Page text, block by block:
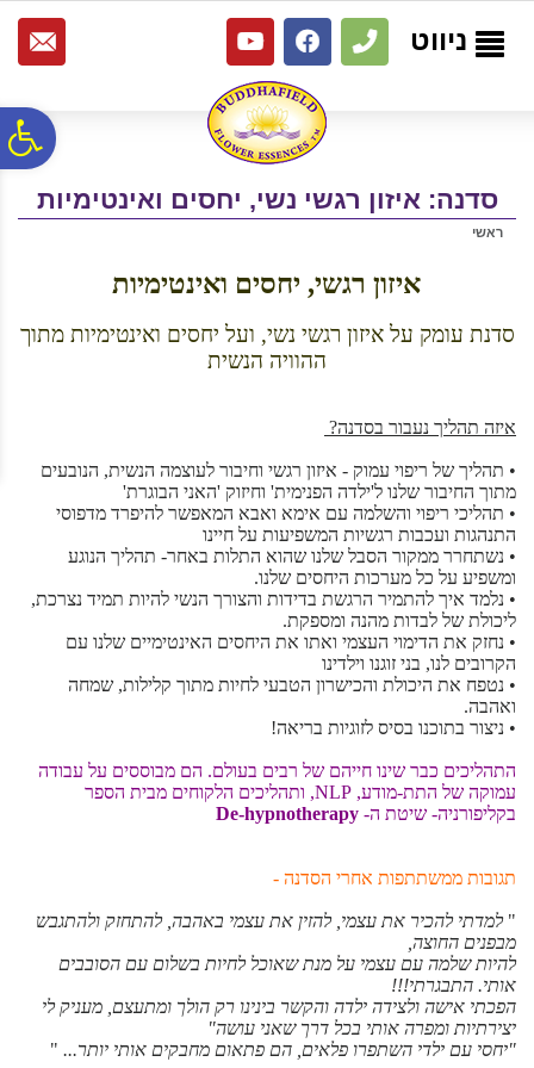
נגישות
אתר
המרכזי
ניווט
סדנה: איזון רגשי נשי, יחסים ואינטימיות
ראשי
איזון רגשי, יחסים ואינטימיות
סדנת עומק על איזון רגשי נשי, ועל יחסים ואינטימיות מתוך
ההוויה הנשית
איזה תהליך נעבור בסדנה?
• תהליך של ריפוי עמוק - איזון רגשי וחיבור לעוצמה הנשית, הנובעים
מתוך החיבור שלנו ל'ילדה הפנימית' וחיזוק 'האני הבוגרת'
• תהליכי ריפוי והשלמה עם אימא ואבא המאפשר להיפרד מדפוסי
התנהגות ועכבות רגשיות המשפיעות על חיינו
• נשתחרר ממקור הסבל שלנו שהוא התלות באחר- תהליך הנוגע
ומשפיע על כל מערכות היחסים שלנו.
• נלמד איך להתמיר הרגשת בדידות והצורך הנשי להיות תמיד נצרכת,
ליכולת של לבדות מהנה ומספקת.
• נחזק את הדימוי העצמי ואתו את היחסים האינטימיים שלנו עם
הקרובים לנו, בני זוגנו וילדינו
• נטפח את היכולת והכישרון הטבעי לחיות מתוך קלילות, שמחה
ואהבה.
• ניצור בתוכנו בסיס לזוגיות בריאה!
התהליכים כבר שינו חייהם של רבים בעולם. הם מבוססים על עבודה
עמוקה של התת-מודע, NLP, ותהליכים הלקוחים מבית הספר
בקליפורניה- שיטת ה- De-hypnotherapy
תגובות ממשתתפות אחרי הסדנה -
"למדתי להכיר את עצמי, להזין את עצמי באהבה, להתחזק ולהתגבש
מבפנים החוצה,
להיות שלמה עם עצמי על מנת שאוכל לחיות בשלום עם הסובבים
אותי. התבגרתי!!!
הפכתי אישה ולצידה ילדה והקשר בינינו רק הולך ומתעצם, מעניק לי
יצירתיות ומפרה אותי בכל דרך שאני עושה"
"יחסי עם ילדי השתפרו פלאים, הם פתאום מחבקים אותי יותר... "